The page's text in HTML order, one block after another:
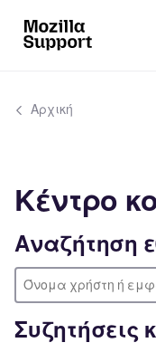
Αρχική
Κέντρο
Αναζήτηση
Συζητήσεις